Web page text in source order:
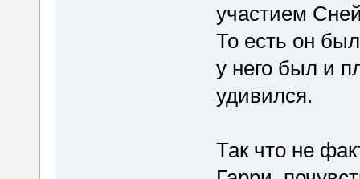
участием
То есть он
у него был и
удивился.
Так что не